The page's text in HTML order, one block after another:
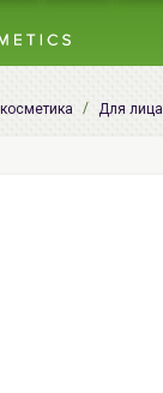
Для лица